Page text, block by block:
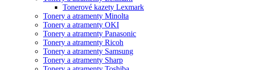
Tonerové kazety Lexmark
Tonery a atramenty Minolta
Tonery a atramenty OKI
Tonery a atramenty Panasonic
Tonery a atramenty Ricoh
Tonery a atramenty Samsung
Tonery a atramenty Sharp